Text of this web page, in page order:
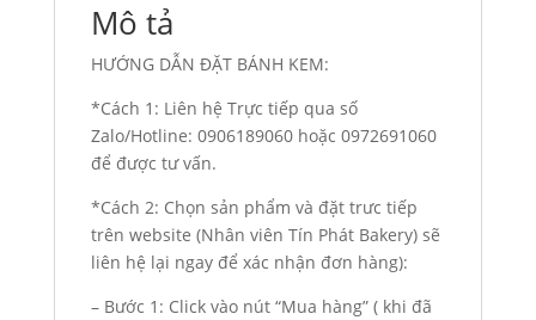
Mô tả
HƯỚNG DẪN ĐẶT BÁNH KEM:
*Cách 1: Liên hệ Trực tiếp qua số
Zalo/Hotline: 0906189060 hoặc 0972691060
để được tư vấn.
*Cách 2: Chọn sản phẩm và đặt trưc tiếp
trên website (Nhân viên Tín Phát Bakery) sẽ
liên hệ lại ngay để xác nhận đơn hàng):
– Bước 1: Click vào nút “Mua hàng” ( khi đã